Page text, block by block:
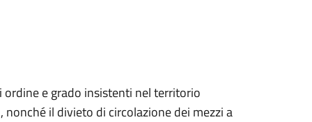
ordine e grado insistenti nel territorio
il divieto di circolazione dei mezzi a